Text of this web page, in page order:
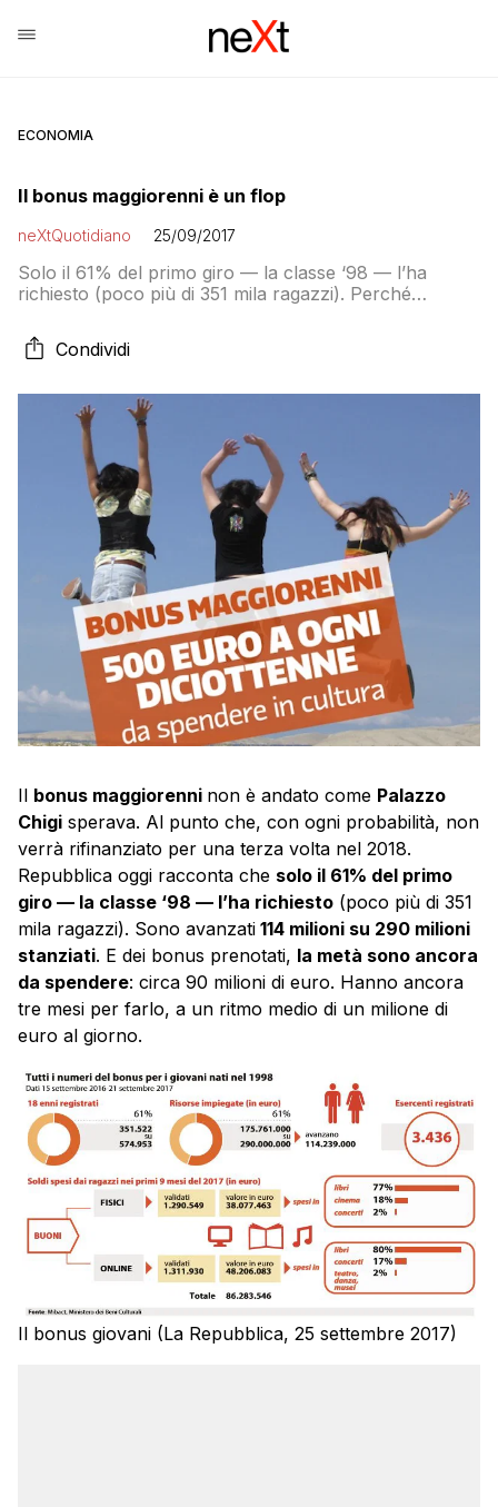
ECONOMIA
Il bonus maggiorenni è un flop
neXtQuotidiano 25/09/2017
Solo il 61% del primo giro — la classe ‘98 — l’ha
richiesto (poco più di 351 mila ragazzi). Perché…
Condividi
Il bonus maggiorenni non è andato come Palazzo
Chigi sperava. Al punto che, con ogni probabilità, non
verrà rifinanziato per una terza volta nel 2018.
Repubblica oggi racconta che solo il 61% del primo
giro — la classe ‘98 — l’ha richiesto (poco più di 351
mila ragazzi). Sono avanzati 114 milioni su 290 milioni
stanziati. E dei bonus prenotati, la metà sono ancora
da spendere: circa 90 milioni di euro. Hanno ancora
tre mesi per farlo, a un ritmo medio di un milione di
euro al giorno.
Il bonus giovani (La Repubblica, 25 settembre 2017)